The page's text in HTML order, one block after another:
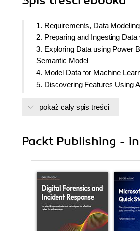
1. Requirements, Data
2. Preparing and Ingesting
3. Exploring Data using Power
Semantic Model
4. Model Data for Machine
5. Discovering Features Using
6. Discovering New Features
Components to the Power BI
9. Evaluating Trained and
10. Iterating Power BI ML
11. Applying Power BI ML
12. Use Cases for OpenAI
13. Using OpenAI and Azure
pokaż cały spis treści
Packt Publishing -